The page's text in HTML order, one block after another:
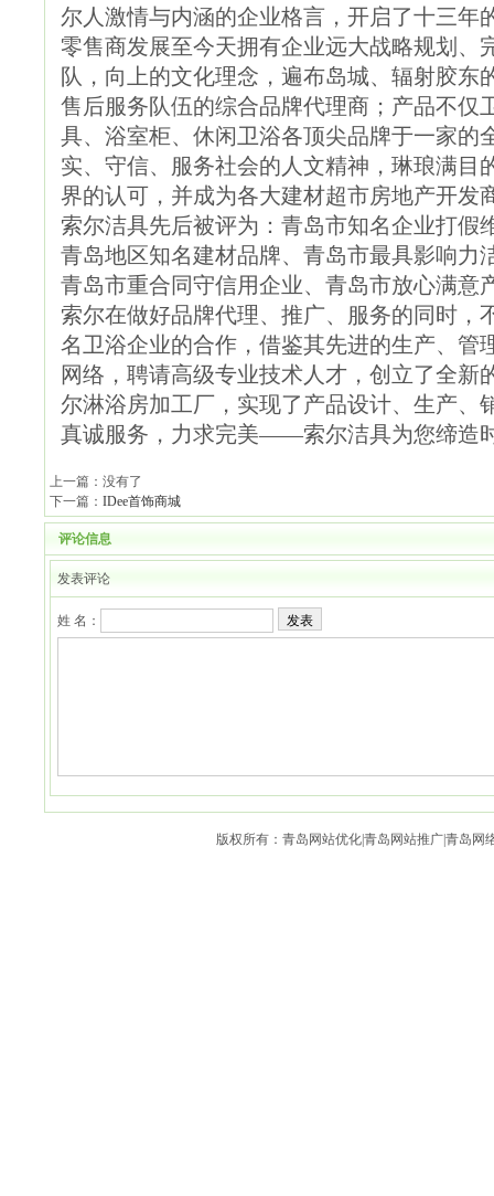
尔人激情与内涵的企业格言，开启了十三年
零售商发展至今天拥有企业远大战略规划、
队，向上的文化理念，遍布岛城、辐射胶东
售后服务队伍的综合品牌代理商；产品不仅
具、浴室柜、休闲卫浴各顶尖品牌于一家的
实、守信、服务社会的人文精神，琳琅满目
界的认可，并成为各大建材超市房地产开发
索尔洁具先后被评为：青岛市知名企业打假
青岛地区知名建材品牌、青岛市最具影响力
青岛市重合同守信用企业、青岛市放心满意
索尔在做好品牌代理、推广、服务的同时，
名卫浴企业的合作，借鉴其先进的生产、管
网络，聘请高级专业技术人才，创立了全新
尔淋浴房加工厂，实现了产品设计、生产、
真诚服务，力求完美——索尔洁具为您缔造
上一篇：没有了
下一篇： IDee首饰商城
评论信息
发表评论
姓 名： 发表
版权所有：青岛网站优化|青岛网站推广|青岛网